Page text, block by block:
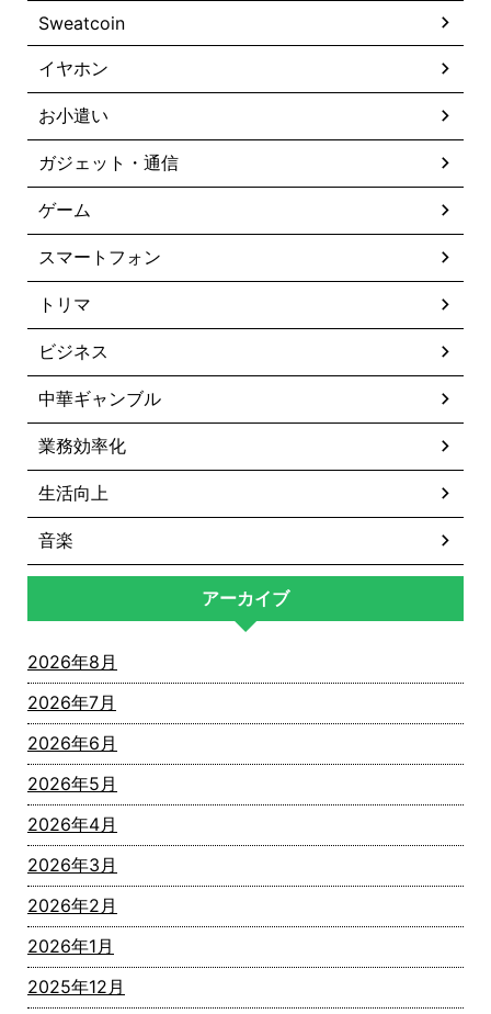
Sweatcoin
イヤホン
お小遣い
ガジェット・通信
ゲーム
スマートフォン
トリマ
ビジネス
中華ギャンブル
業務効率化
生活向上
音楽
アーカイブ
2026年8月
2026年7月
2026年6月
2026年5月
2026年4月
2026年3月
2026年2月
2026年1月
2025年12月